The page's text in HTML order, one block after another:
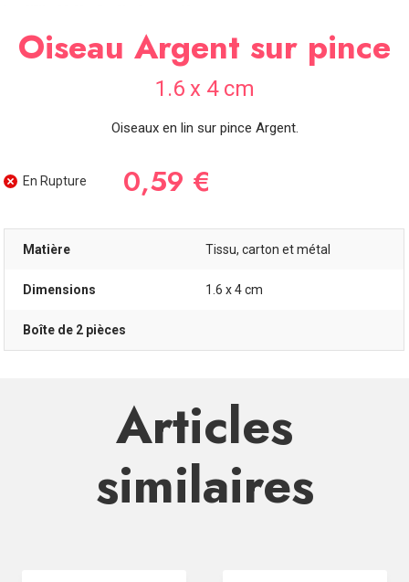
OCCASIONS
SPÉCIALES
CONTACT
Oiseau Argent sur pince
1.6 x 4 cm
Oiseaux en lin sur pince Argent.
En Rupture 0,59 €
Matière Tissu, carton et métal
Dimensions 1.6 x 4 cm
Boîte de 2 pièces
Articles
similaires